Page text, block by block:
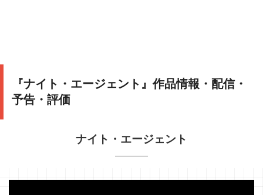
『ナイト・エージェント』作品情報・配信・
予告・評価
ナイト・エージェント